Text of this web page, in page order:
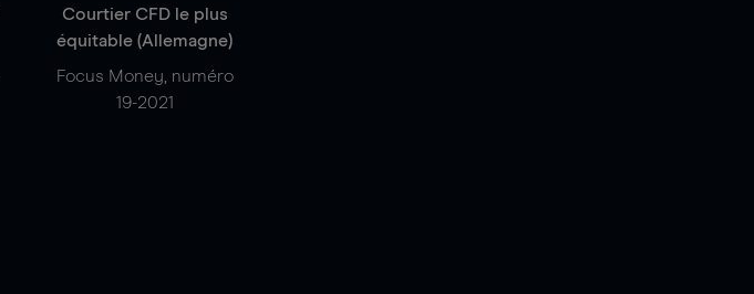
Courtier CFD le plus
équitable (Allemagne)
Focus Money, numéro
19-2021